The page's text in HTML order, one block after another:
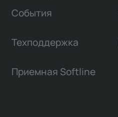
События
Техподдержка
Приемная Softline